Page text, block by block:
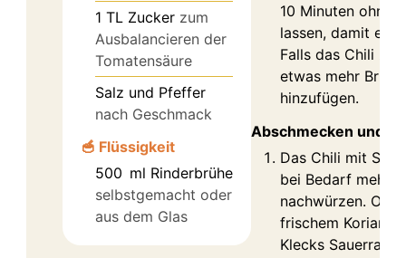
1 TL Zucker zum
Ausbalancieren der
Tomatensäure
Salz und Pfeffer
nach Geschmack
🥣 Flüssigkeit
500 ml Rinderbrühe
selbstgemacht oder
aus dem Glas
10 Minuten ohne
lassen, damit es
Falls das Chili zu
etwas mehr
hinzufügen.
Abschmecken und
Das Chili mit
bei Bedarf mehr
nachwürzen.
frischem
Klecks